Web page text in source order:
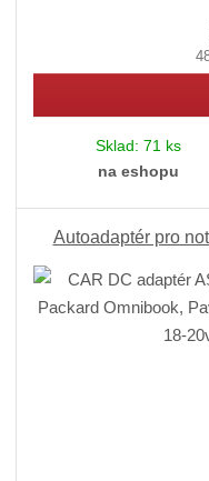
Sklad: 71 ks
na eshopu
Autoadaptér pro